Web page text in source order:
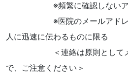
※頻繁に確認しないアド
※医院のメールアドレス
人に迅速に伝わるものに限る
＜連絡は原則としてメー
で、ご注意ください＞